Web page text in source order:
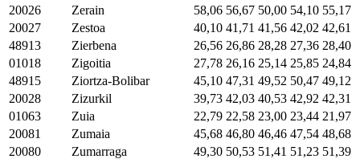
20026
Zerain 58,06 56,67 50,00 54,10 55,17
20027
Zestoa 40,10 41,71 41,56 42,02 42,61
48913
Zierbena 26,56 26,86 28,28 27,36 28,40
01018
Zigoitia 27,78 26,16 25,14 25,85 24,84
48915
Ziortza-Bolibar 45,10 47,31 49,52 50,47 49,12
20028
Zizurkil 39,73 42,03 40,53 42,92 42,31
01063
Zuia 22,79 22,58 23,00 23,44 21,97
20081
Zumaia 45,68 46,80 46,46 47,54 48,68
20080
Zumarraga 49,30 50,53 51,41 51,23 51,39